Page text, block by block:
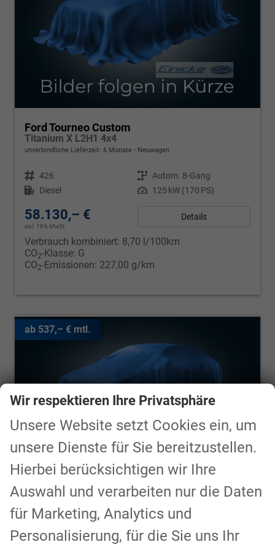
Ford Tourneo Custom
Titanium X L2H1 4x4
unverbindliche Lieferzeit: 6 Monate Neuwagen
Fahrzeugnr. 426 Getriebe Autom. 8-Gang
Kraftstoff Diesel Leistung 125 kW (170 PS)
58.130,– €
incl. 19% MwSt.
Details
Verbrauch kombiniert: 8,70 l/100km
CO2-Klasse: G
CO2-Emissionen: 227,00 g/km
ab 537,– € mtl.
Ford Tourneo Custom
Titanium X L1H1
unverbindliche Lieferzeit:
Wir respektieren Ihre Privatsphäre
Unsere Website setzt Cookies ein, um
unsere Dienste für Sie bereitzustellen.
Hierbei berücksichtigen wir Ihre
Auswahl und verarbeiten nur die Daten
für Marketing, Analytics und
Personalisierung, für die Sie uns Ihr